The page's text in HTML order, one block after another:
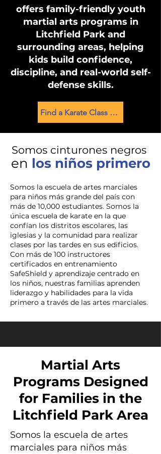
offers family-friendly youth
martial arts programs in
Litchfield Park and
surrounding areas, helping
kids build confidence,
discipline, and real-world self-
defense skills.
Find a Karate Class Near You
Somos cinturones negros
en los niños primero
Somos la escuela de artes marciales
para niños más grande del país con
más de 10,000 estudiantes. Somos la
única escuela de karate en la que
confían los distritos escolares, las
iglesias y la comunidad para realizar
clases por las tardes en sus edificios.
Con más de 100 instructores
certificados en entrenamiento
SafeShield y aprendizaje centrado en
los niños, nuestras familias aprenden
liderazgo y habilidades para la vida
primero a través de las artes marciales.
Martial Arts
Programs Designed
for Families in the
Litchfield Park Area
Somos la escuela de artes
marciales para niños más